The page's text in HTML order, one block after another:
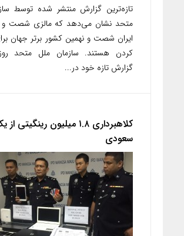
تازه‌ترین گزارش منتشر شده توسط
متحد نشان می‌دهد که مالزی شصت و
ایران شصت و نهمین کشور برتر جهان
کردن هستند. سازمان ملل متحد
گزارش تازه خود در...
کلاهبرداری ۱.۸ میلیون
سعودی